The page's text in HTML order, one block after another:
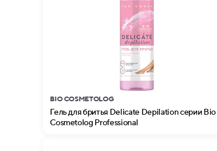
BIO COSMETOLOG
Гель для бритья Delicate Depilation серии Bio
Cosmetolog Professional